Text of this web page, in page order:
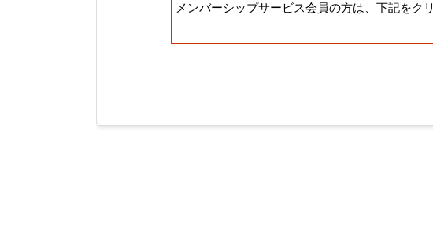
メンバーシップサービス会員の方は、下記をク